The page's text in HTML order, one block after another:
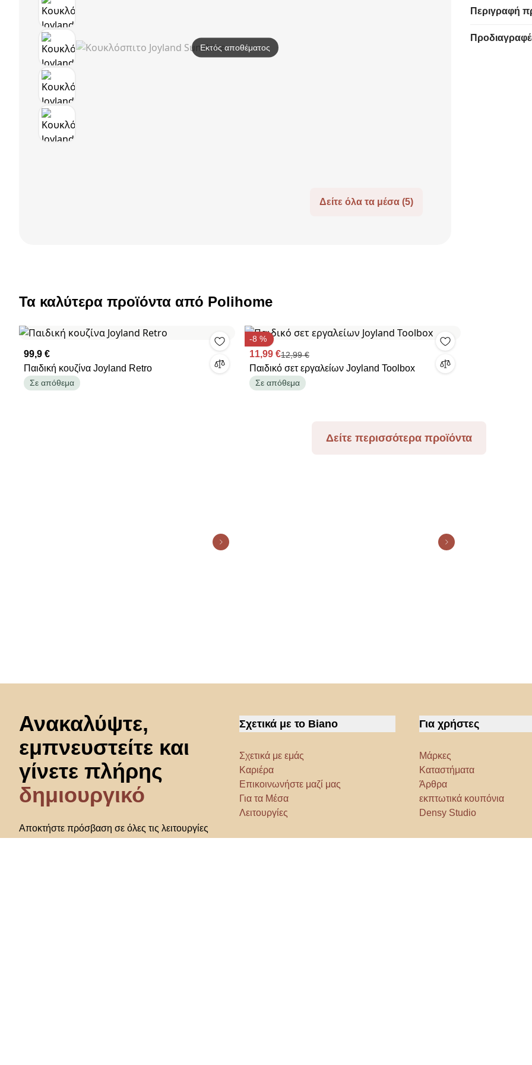
Δείτε όλα τα μέσα (5)
Εκτός αποθέματος
Περιγραφή
Τα καλύτερα προϊόντα από Polihome
99,9 €
Παιδική κουζίνα Joyland Retro
Σε απόθεμα
-8 %
11,99 €12,99 €
Παιδικό σετ εργαλείων Joyland Toolbox
Σε απόθεμα
Δείτε περισσότερα προϊόντα
Ανακαλύψτε,
εμπνευστείτε και
γίνετε πλήρης
δημιουργικό
Αποκτήστε πρόσβαση σε όλες τις λειτουργίες
Σχετικά με το Biano
Σχετικά με εμάς
Καριέρα
Επικοινωνήστε μαζί μας
Για τα Μέσα
Λειτουργίες
Για χρήστες
Μάρκες
Καταστήματα
Άρθρα
εκπτωτικά κουπόνια
Densy Studio